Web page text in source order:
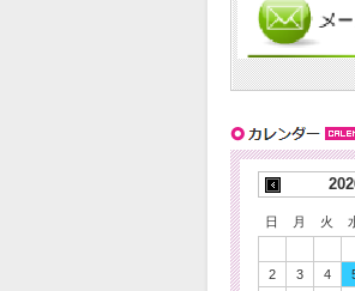
日 月 火
2
3 4